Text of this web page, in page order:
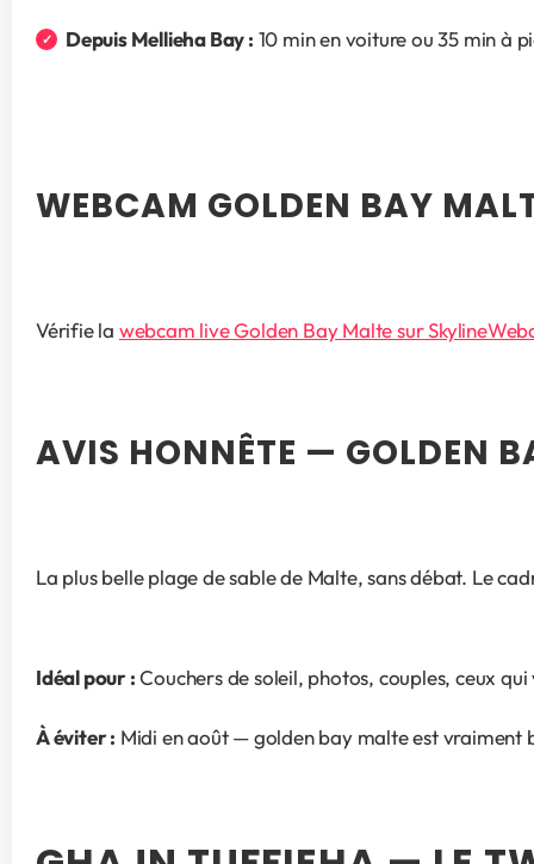
Depuis Mellieha Bay : 10 min en voiture ou 35 min à
WEBCAM GOLDEN BAY
Vérifie la webcam live Golden Bay Malte sur
AVIS HONNÊTE — GOLDEN
La plus belle plage de sable de Malte, sans débat. Le
Idéal pour : Couchers de soleil, photos, couples, ceux
À éviter : Midi en août — golden bay malte est vraiment